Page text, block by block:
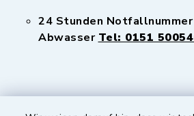
24 Stunden
Abwasser Tel: 0151